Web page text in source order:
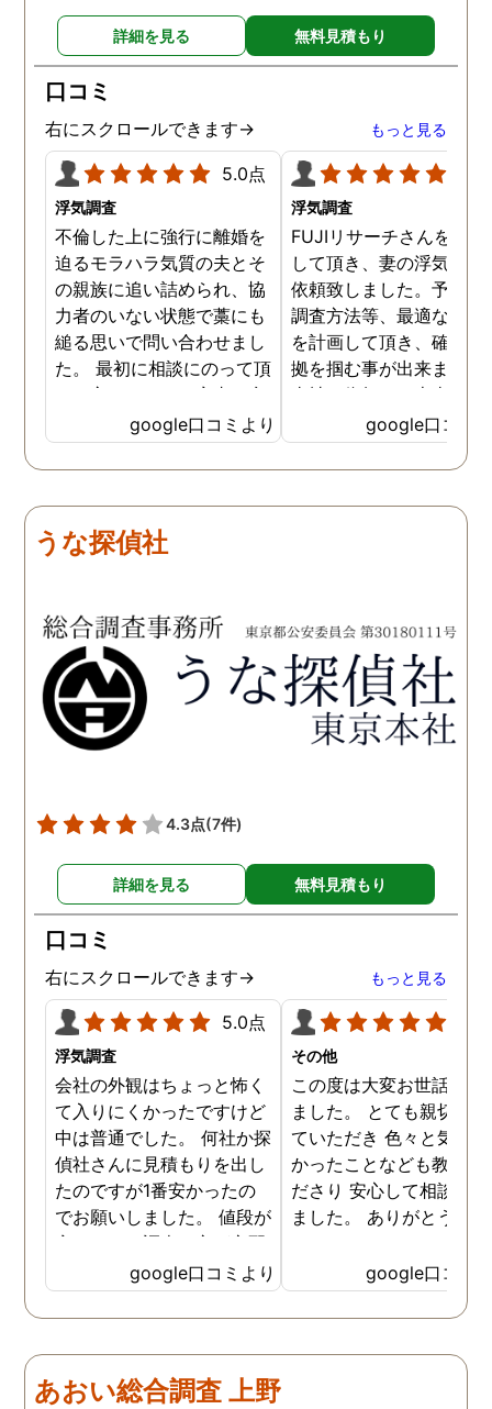
詳細を見る 無料見積もり
口コミ
右にスクロールできます→ もっと見る
5.0点
浮気調査
不倫した上に強行に離婚を
迫るモラハラ気質の夫とそ
の親族に追い詰められ、協
力者のいない状態で藁にも
縋る思いで問い合わせまし
た。 最初に相談にのって頂
いた方も、とても率直に意
見を言っていただき、また
費用面も正直に答えていた
だき、私の望む結果を得る
言えないですが、それでも
少しでも低く抑えるアドバ
た。 調査も私の望む結果を
得るべく、尽力して頂き、
密に連絡をいただきなが
ら、丁寧に対応してくださ
いました。 おかげで、とて
も、不安で日々辛い気持ち
対応して頂いた上に、かな
り迅速に弁護士に関するア
ドバイスを頂き繋いで下さ
った事、本当に感謝してい
ます。
google口コミより
浮気調査
FUJIリサーチさんをご紹
して頂き、妻の浮気調査
依頼致しました。予算か
調査方法等、最適なやり
を計画して頂き、確実な
拠を掴む事が出来ました
当社に依頼して本当に良
ったと実感しております
依頼中にはいろいろな相
も聞いて頂き、救われる
謝しております。 私と
何かありましたらご相談
せて頂きたいと思います
google口コミ
うな探偵社
4.3点(7件)
詳細を見る 無料見積もり
口コミ
右にスクロールできます→ もっと見る
5.0点
浮気調査
会社の外観はちょっと怖く
て入りにくかったですけど
中は普通でした。 何社か探
偵社さんに見積もりを出し
たのですが1番安かったの
でお願いしました。 値段が
安いので、調査の方が心配
でしたがしっかり浮気の証
拠を押さえて頂けました。
ありがとう御座いました。
探偵に頼む事のない人生を
歩みますね(笑)
google口コミより
その他
この度は大変お世話にな
ました。 とても親切に
ていただき 色々と気付
かったことなども教えて
ださり 安心して相談が
ました。 ありがとうご
google口コミ
あおい総合調査 上野